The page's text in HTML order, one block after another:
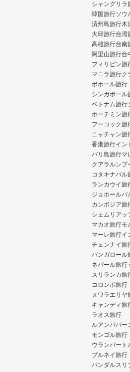
シャングリラ
韓国旅行ソウ
済州島旅行木
大邱旅行台湾
高雄旅行台南
阿里山旅行台
フィリピン旅
マニラ旅行ク
ボホール旅行
シンガポール
ベトナム旅行
ホーチミン旅
フーコック旅
ニャチャン旅
香港旅行イン
バリ島旅行マ
クアラルンプ
コタキナバル
ランカウイ旅
ジョホールバ
カンボジア旅
シェムリアッ
マカオ旅行モ
マーレ旅行イ
チェンナイ旅
バンガロール
ネパール旅行
スリランカ旅
コロンボ旅行
ヌワラエリヤ
キャンディ旅
ラオス旅行
ルアンパバー
モンゴル旅行
ウランバート
ブルネイ旅行
バンダルスリ